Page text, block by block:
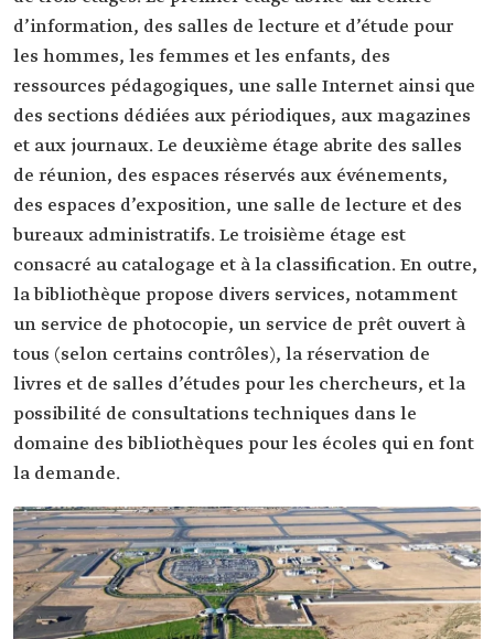
d’information, des salles de lecture et d’étude pour
les hommes, les femmes et les enfants, des
ressources pédagogiques, une salle Internet ainsi que
des sections dédiées aux périodiques, aux magazines
et aux journaux. Le deuxième étage abrite des salles
de réunion, des espaces réservés aux événements,
des espaces d’exposition, une salle de lecture et des
bureaux administratifs. Le troisième étage est
consacré au catalogage et à la classification. En outre,
la bibliothèque propose divers services, notamment
un service de photocopie, un service de prêt ouvert à
tous (selon certains contrôles), la réservation de
livres et de salles d’études pour les chercheurs, et la
possibilité de consultations techniques dans le
domaine des bibliothèques pour les écoles qui en font
la demande.